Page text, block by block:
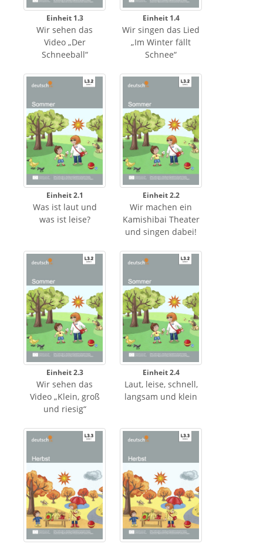
Einheit 1.3
Wir sehen das
Video „Der
Schneeball“
Einheit 1.4
Wir singen das Lied
„Im Winter fällt
Schnee“
Einheit 2.1
Was ist laut und
was ist leise?
Einheit 2.2
Wir machen ein
Kamishibai Theater
und singen dabei!
Einheit 2.3
Wir sehen das
Video „Klein, groß
und riesig“
Einheit 2.4
Laut, leise, schnell,
langsam und klein